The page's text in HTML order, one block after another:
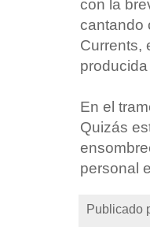
con la
cantando
Currents,
En el
Quizás
personal
Publicado